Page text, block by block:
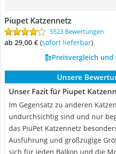
Piupet Katzennetz
5523 Bewertungen
ab 29,00 € ( Sofort lieferbar)
Preisvergleich
Unsere
Unser Fazit für Piupet
Im Gegensatz zu anderen
undurchsichtig sind und nur
das PiuPet Katzennetz
Ausführung und großzügige
sich für jeden Balkon und die